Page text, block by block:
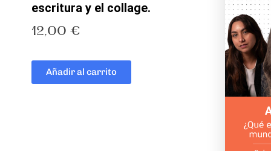
escritura y el collage.
12,00 €
Añadir al carrito